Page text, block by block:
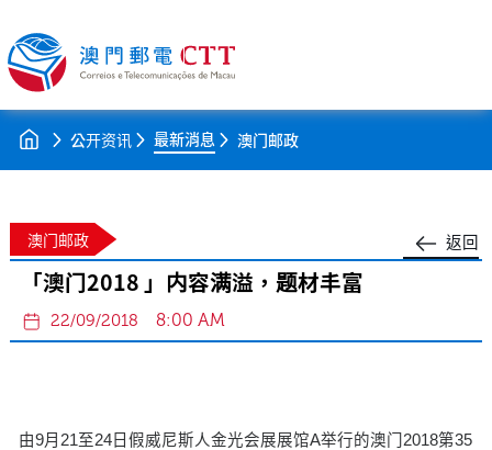
公开资讯 最新消息 澳门邮政
返回
澳门邮政
「澳门2018 」内容满溢，题材丰富
22/09/2018 8:00 AM
由9月21至24日假威尼斯人金光会展展馆A举行的澳门2018第35